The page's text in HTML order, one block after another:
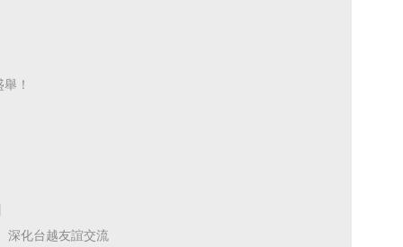
！
深化台越友誼交流